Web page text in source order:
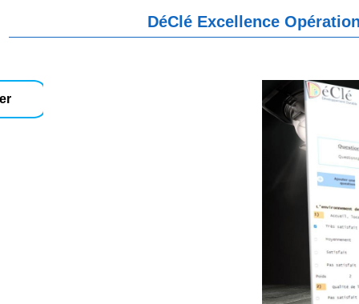
DéClé Excellence